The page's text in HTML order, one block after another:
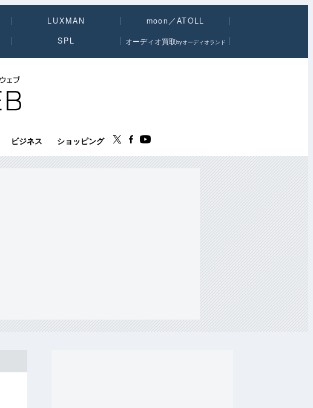
LUXMAN
moon／ATOLL
SPL オーディオ買取byオーディオランド
ビジネス ショッピング